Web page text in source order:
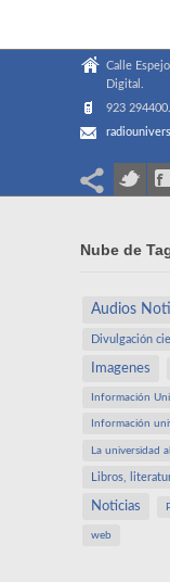
Calle
Digital.
923
Nube de
Audios
Divulgación
Imagenes
Información
Información
La universidad
Libros,
Noticias
web